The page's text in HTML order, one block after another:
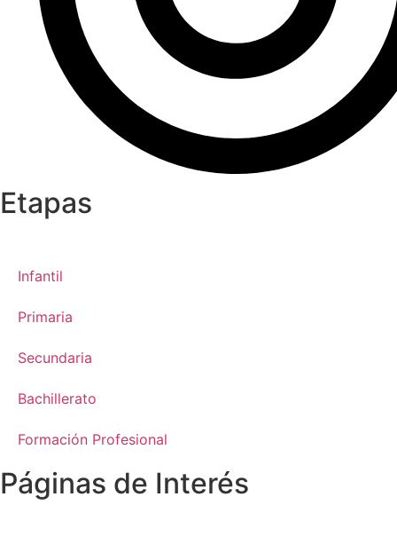
Etapas
Infantil
Primaria
Secundaria
Bachillerato
Formación Profesional
Páginas de Interés